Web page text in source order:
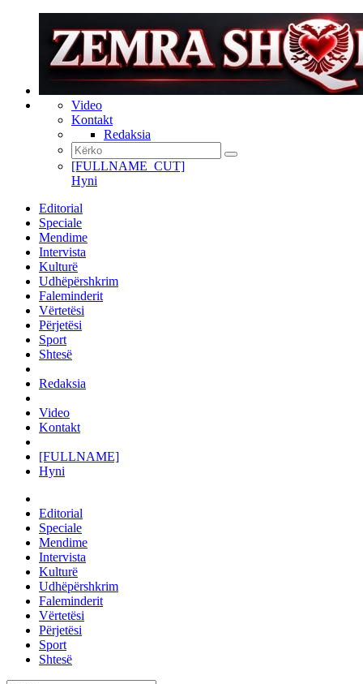
Video
Kontakt
Redaksia
[FULLNAME_CUT]
Hyni
Editorial
Speciale
Mendime
Intervista
Kulturë
Udhëpërshkrim
Faleminderit
Vërtetësi
Përjetësi
Sport
Shtesë
Redaksia
Video
Kontakt
[FULLNAME]
Hyni
Editorial
Speciale
Mendime
Intervista
Kulturë
Udhëpërshkrim
Faleminderit
Vërtetësi
Përjetësi
Sport
Shtesë